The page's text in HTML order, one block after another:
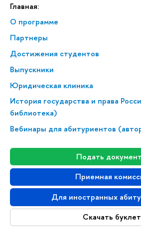
Главная:
О программе
Партнеры
Достижения студентов
Выпускники
Юридическая клиника
История государства и права
библиотека)
Вебинары для абитуриентов
Подать
Приемная
Для иностранных
Скачать буклет